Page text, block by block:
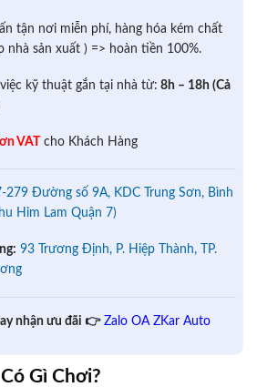
tận nơi miễn phí, hàng hóa kém chất
nhà sản xuất ) => hoàn tiền 100%.
kỹ thuật gắn tại nhà từ: 8h – 18h (Cả
VAT cho Khách Hàng
279 Đường số 9A, KDC Trung Sơn, Bình
Him Lam Quận 7)
93 Trương Định, P. Hiệp Thành, TP.
nhận ưu đãi 👉 Zalo OA ZKar Auto
Gì Chơi?